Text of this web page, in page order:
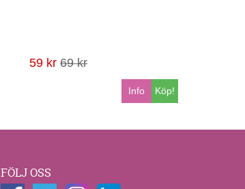
59 kr 69 kr
Köp!
Info
FÖLJ OSS